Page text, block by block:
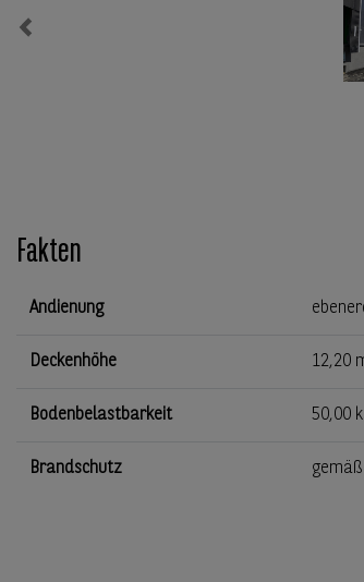
Previous
Fakten
Andienung
Deckenhöhe 12,20
Bodenbelastbarkeit 50,00
Brandschutz